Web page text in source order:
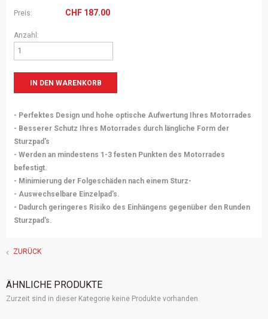
Preis: CHF 187.00
Anzahl:
- Perfektes Design und hohe optische Aufwertung Ihres Motorrades
- Besserer Schutz Ihres Motorrades durch längliche Form der
Sturzpad's
- Werden an mindestens 1-3 festen Punkten des Motorrades
befestigt.
- Minimierung der Folgeschäden nach einem Sturz-
- Auswechselbare Einzelpad's.
- Dadurch geringeres Risiko des Einhängens gegenüber den Runden
Sturzpad's.
ZURÜCK
ÄHNLICHE PRODUKTE
Zurzeit sind in dieser Kategorie keine Produkte vorhanden.